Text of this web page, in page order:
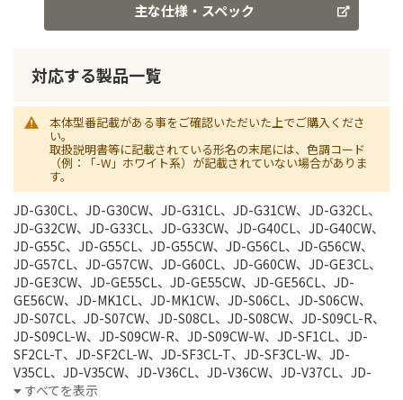
主な仕様・スペック
対応する製品一覧
本体型番記載がある事をご確認いただいた上でご購入くださ
い。
取扱説明書等に記載されている形名の末尾には、色調コード
（例：「-W」ホワイト系）が記載されていない場合がありま
す。
JD-G30CL、JD-G30CW、JD-G31CL、JD-G31CW、JD-G32CL、
JD-G32CW、JD-G33CL、JD-G33CW、JD-G40CL、JD-G40CW、
JD-G55C、JD-G55CL、JD-G55CW、JD-G56CL、JD-G56CW、
JD-G57CL、JD-G57CW、JD-G60CL、JD-G60CW、JD-GE3CL、
JD-GE3CW、JD-GE55CL、JD-GE55CW、JD-GE56CL、JD-
GE56CW、JD-MK1CL、JD-MK1CW、JD-S06CL、JD-S06CW、
JD-S07CL、JD-S07CW、JD-S08CL、JD-S08CW、JD-S09CL-R、
JD-S09CL-W、JD-S09CW-R、JD-S09CW-W、JD-SF1CL、JD-
SF2CL-T、JD-SF2CL-W、JD-SF3CL-T、JD-SF3CL-W、JD-
V35CL、JD-V35CW、JD-V36CL、JD-V36CW、JD-V37CL、JD-
V37CW、JD-V38CL、JD-V38CW、JD-V38ECL、JD-V38ECW、
すべてを表示